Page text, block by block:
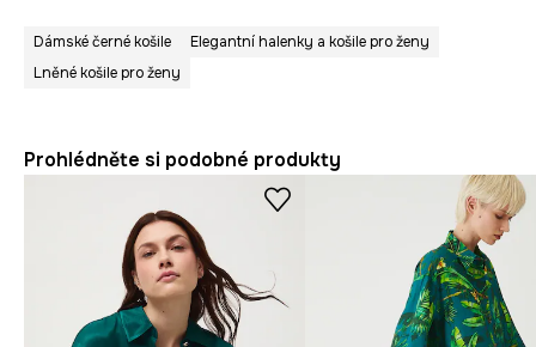
Dámské černé košile
Elegantní halenky a košile pro ženy
Lněné košile pro ženy
Prohlédněte si podobné produkty